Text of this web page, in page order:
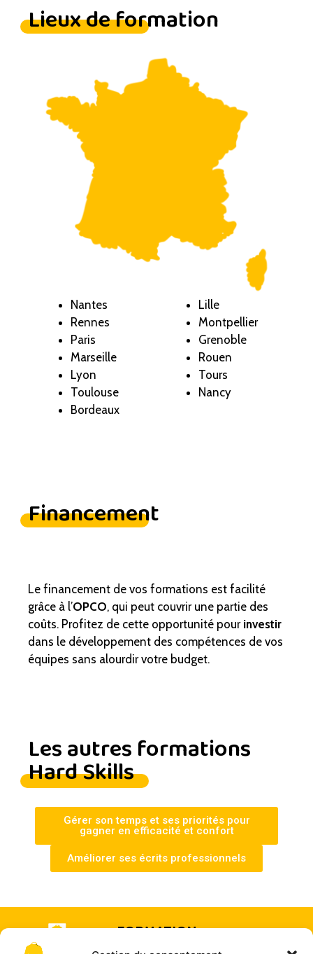
Lieux de formation
Nantes
Rennes
Paris
Marseille
Lyon
Toulouse
Bordeaux
Lille
Montpellier
Grenoble
Rouen
Tours
Nancy
Financement
Le financement de vos formations est facilité
grâce à l’OPCO, qui peut couvrir une partie des
coûts. Profitez de cette opportunité pour investir
dans le développement des compétences de vos
équipes sans alourdir votre budget.
Les autres formations
Hard Skills
Gérer son temps et ses priorités pour
gagner en efficacité et confort
Améliorer ses écrits professionnels
FORMATION